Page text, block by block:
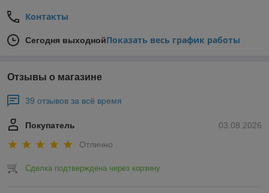
Контакты
Сегодня выходнойПоказать весь график работы
Отзывы о магазине
39 отзывов за всё время
03.08.2026
Покупатель
Отлично
Сделка подтверждена через корзину